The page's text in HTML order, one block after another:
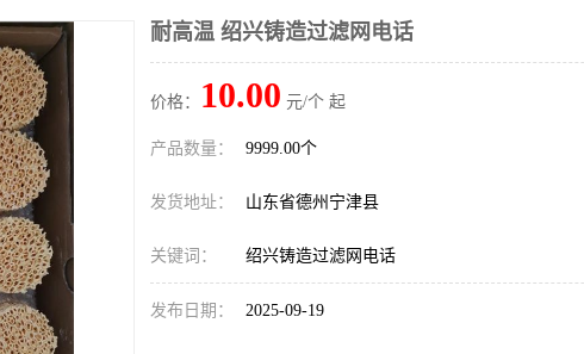
耐高温 绍兴铸造过滤网电话
价格： 10.00 元/个 起
产品数量： 9999.00个
发货地址： 山东省德州宁津县
关键词： 绍兴铸造过滤网电话
发布日期： 2025-09-19